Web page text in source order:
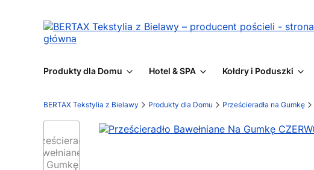
Produkty dla Domu Hotel & SPA Kołdry i Poduszki
BERTAX Tekstylia z Bielawy Produkty dla Domu Prześcieradła na Gumkę